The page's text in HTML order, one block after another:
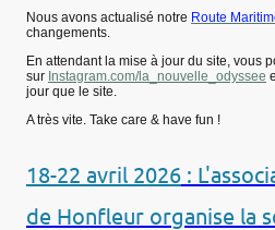
Nous avons actualisé notre Route
changements.
En attendant la mise à jour du site, vous
sur Instagram.com/la_nouvelle_odyssee
jour que le site.
A très vite. Take care & have fun !
18-22 avril 2026 :
de Honfleur organise la